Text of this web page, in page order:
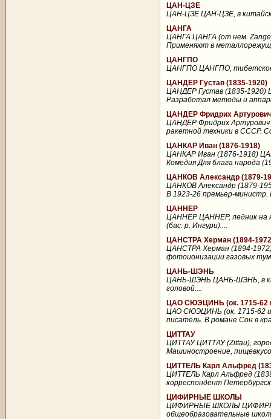
ЦАН-ЦЗЕ
ЦАН-ЦЗЕ ЦАН-ЦЗЕ, в
ЦАНГА
ЦАНГА ЦАНГА (от нем.
Применяют в
ЦАНГПО
ЦАНГПО ЦАНГПО, тибетское
ЦАНДЕР Густав (1835-1920)
ЦАНДЕР Густав (1835-1920)
Разработал методы и
ЦАНДЕР Фридрих
ЦАНДЕР Фридрих Артурович
ракетной техники в СССР.
ЦАНКАР Иван (1876-1918)
ЦАНКАР Иван (1876-1918)
Комедия Для блага народа
ЦАНКОВ Александр (1879-
ЦАНКОВ Александр (1879-
В 1923-26 премьер-министр.
ЦАННЕР
ЦАННЕР ЦАННЕР, ледник на
(бас. р. Ингури)....
ЦАНСТРА Херман (1894-
ЦАНСТРА Херман (1894-
фотоионизации газовых
ЦАНЬ-ШЭНЬ
ЦАНЬ-ШЭНЬ ЦАНЬ-ШЭНЬ, в
головой....
ЦАО СЮЭЦИНЬ (ок. 1715-62
ЦАО СЮЭЦИНЬ (ок. 1715-62
писатель. В романе Сон в
ЦИТТАУ
ЦИТТАУ ЦИТТАУ (Zittau),
Машиностроение,
ЦИТТЕЛЬ Карл Альфред
ЦИТТЕЛЬ Карл Альфред
корреспондент
ЦИФИРНЫЕ ШКОЛЫ
ЦИФИРНЫЕ ШКОЛЫ ЦИФИРНЫЕ
общеобразовательные